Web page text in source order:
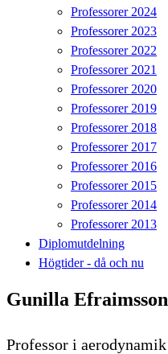
Professorer 2024
Professorer 2023
Professorer 2022
Professorer 2021
Professorer 2020
Professorer 2019
Professorer 2018
Professorer 2017
Professorer 2016
Professorer 2015
Professorer 2014
Professorer 2013
Diplomutdelning
Högtider - då och nu
Gunilla Efraimsson
Professor i aerodynamik